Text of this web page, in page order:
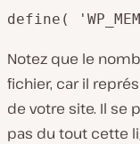
define(
Notez que le
fichier, car il
de votre site. Il se
pas du tout cette